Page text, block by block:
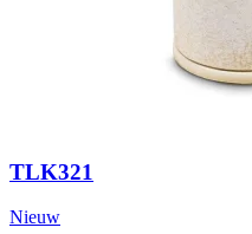
TLK321
Nieuw